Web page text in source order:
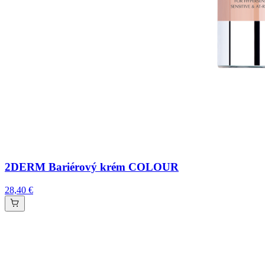
2DERM Bariérový krém COLOUR
28,40 €